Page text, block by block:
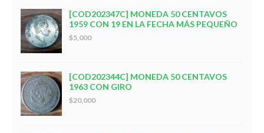
[COD202347C] MONEDA 50 CENTAVOS
1959 CON 19 EN LA FECHA MÁS PEQUEÑO
$5,000
[COD202344C] MONEDA 50 CENTAVOS
1963 CON GIRO
$20,000